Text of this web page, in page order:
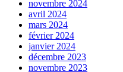
novembre 2024
avril 2024
mars 2024
février 2024
janvier 2024
décembre 2023
novembre 2023